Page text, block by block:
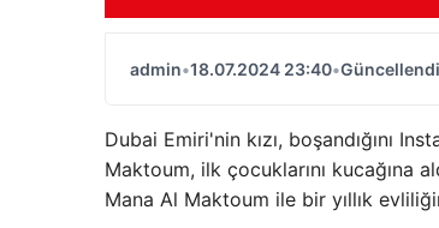
admin•18.07.2024 23:40•
Dubai Emiri'nin kızı, boşandığını
Maktoum, ilk çocuklarını kucağına
Mana Al Maktoum ile bir yıllık